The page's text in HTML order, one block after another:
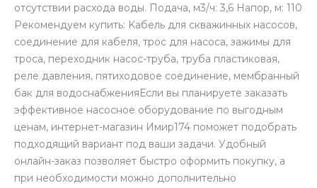
отсутствии расхода воды. Подача, м3/ч: 3,6 Напор, м: 110
Рекомендуем купить: Kабель для скважинных насосов,
соединение для кабеля, трос для насоса, зажимы для
троса, переходник насос-труба, труба пластиковая,
реле давления, пятиходовое соединение, мембранный
бак для водоснабженияЕсли вы планируете заказать
эффективное насосное оборудование по выгодным
ценам, интернет-магазин Имир174 поможет подобрать
подходящий вариант под ваши задачи. Удобный
онлайн-заказ позволяет быстро оформить покупку, а
при необходимости можно дополнительно